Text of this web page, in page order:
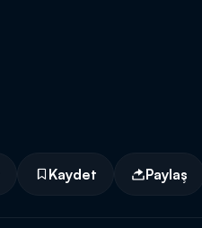
Kaydet Paylaş